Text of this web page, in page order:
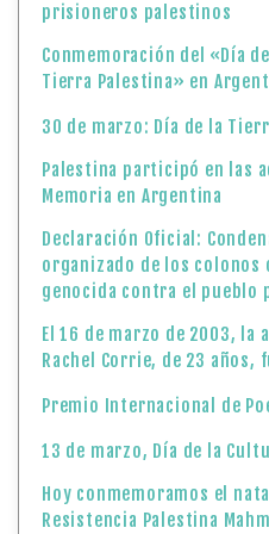
prisioneros palestinos
Conmemoración del «Día
Tierra Palestina» en
30 de marzo: Día de la
Palestina participó en las
Memoria en Argentina
Declaración Oficial:
organizado de los colonos
genocida contra el pueblo
El 16 de marzo de 2003,
Rachel Corrie, de 23 años,
Premio Internacional de
13 de marzo, Día de la
Hoy conmemoramos el
Resistencia Palestina